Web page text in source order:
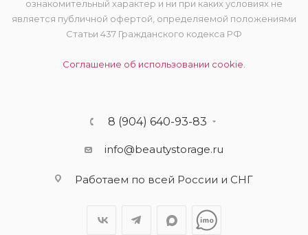
ознакомительный характер и ни при каких условиях не
является публичной офертой, определяемой положениями
Статьи 437 Гражданского кодекса РФ
Соглашение об использовании cookie.
8 (904) 640-93-83
info@beautystorage.ru
Работаем по всей России и СНГ